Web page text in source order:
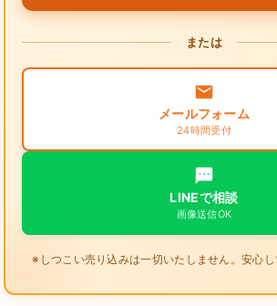
または
メールフォーム
24時間受付
LINEで相談
画像送信OK
※しつこい売り込みは一切いたしません。安心し